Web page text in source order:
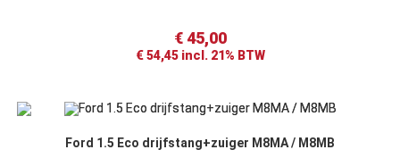
€45,00
€54,45incl. 21% BTW
Ford 1.5 Eco drijfstang+zuiger M8MA / M8MB